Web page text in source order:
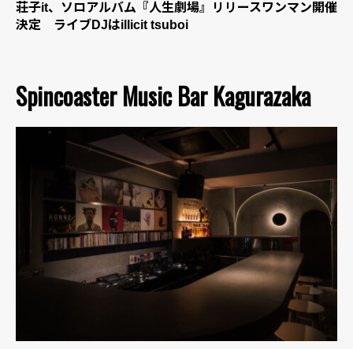
荘子it、ソロアルバム『人生劇場』リリースワンマン開催
決定 ライブDJはillicit tsuboi
Spincoaster Music Bar Kagurazaka